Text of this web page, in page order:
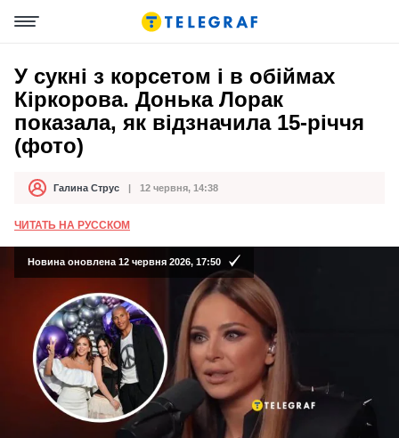
У сукні з корсетом і в обіймах
Кіркорова. Донька Лорак
показала, як відзначила 15-річчя
(фото)
АвторГалина Струс
Дата публікації 12 червня, 14:38
ЧИТАТЬ НА РУССКОМ
Новина оновлена 12 червня 2026, 17:50